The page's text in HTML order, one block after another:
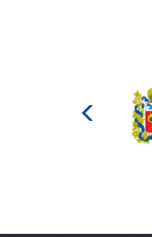
Министерство
культуры
Российской